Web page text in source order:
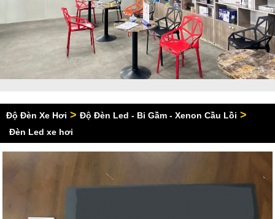
Độ Đèn Xe Hơi > Độ Đèn Led - Bi Gầm - Xenon Cầu Lồi >
Đèn Led xe hơi